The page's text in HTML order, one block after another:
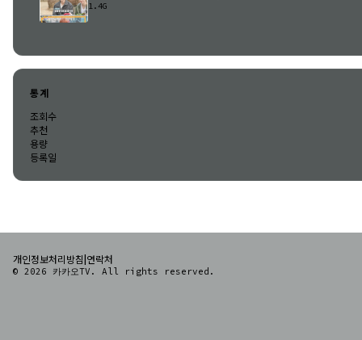
1.4G
통계
조회수
추천
용량
등록일
개인정보처리방침 연락처
© 2026 카카오TV. All rights reserved.